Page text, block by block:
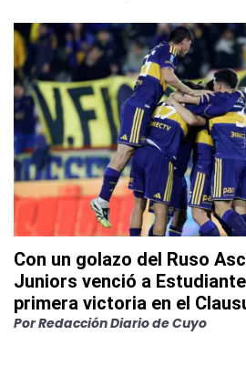
Con un golazo del Ruso
Juniors venció a
primera victoria en el
PorRedacción Diario de Cuyo